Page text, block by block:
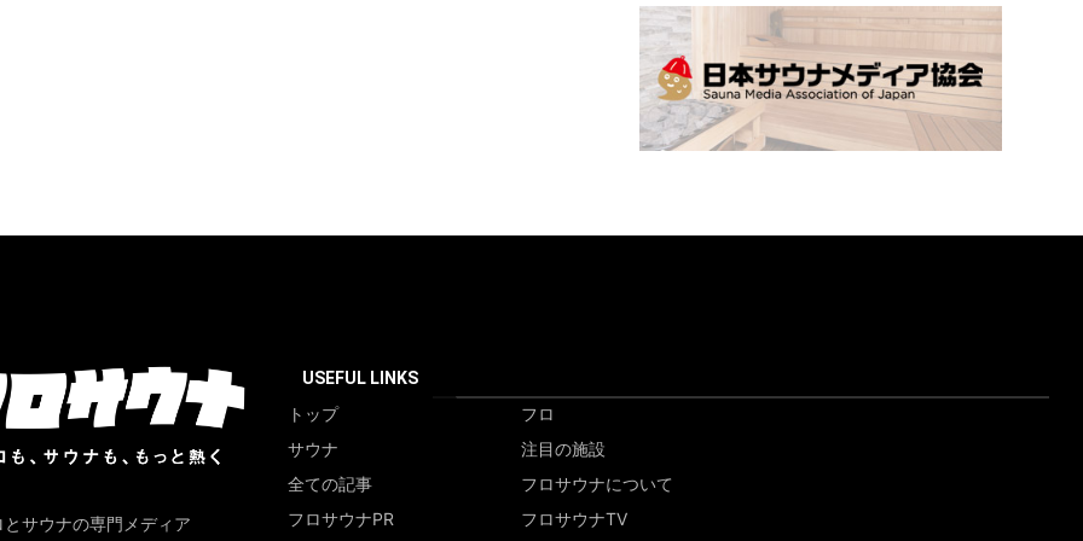
とサウナの専門メディア
USEFUL LINKS
トップ
フロ
サウナ
注目の施設
全ての記事
フロサウナについて
フロサウナPR
フロサウナTV